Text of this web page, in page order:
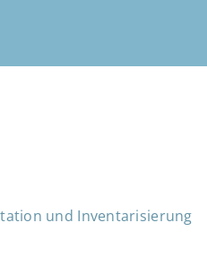
und Inventarisierung